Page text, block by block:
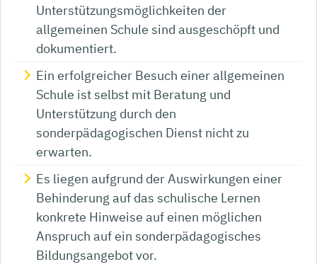
Unterstützungsmöglichkeiten der
allgemeinen Schule sind ausgeschöpft und
dokumentiert.
Ein erfolgreicher Besuch einer allgemeinen
Schule ist selbst mit Beratung und
Unterstützung durch den
sonderpädagogischen Dienst nicht zu
erwarten.
Es liegen aufgrund der Auswirkungen einer
Behinderung auf das schulische Lernen
konkrete Hinweise auf einen möglichen
Anspruch auf ein sonderpädagogisches
Bildungsangebot vor.